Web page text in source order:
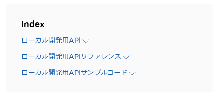
Index
ローカル開発用API
ローカル開発用APIリファレンス
ローカル開発用APIサンプルコード